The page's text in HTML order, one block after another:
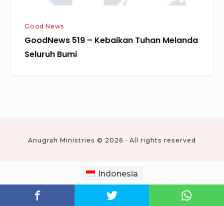
Good News
GoodNews 519 – Kebaikan Tuhan Melanda
Seluruh Bumi
Anugrah Ministries © 2026 · All rights reserved
Indonesia